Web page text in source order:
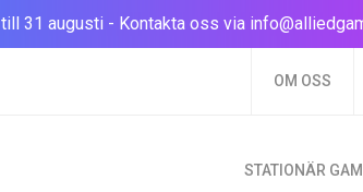
31 augusti - Kontakta oss via
OM OSS
STATIONÄR